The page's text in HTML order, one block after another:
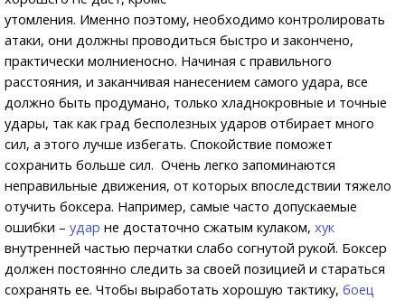
утомления. Именно поэтому, необходимо контролировать
атаки, они должны проводиться быстро и закончено,
практически молниеносно. Начиная с правильного
расстояния, и заканчивая нанесением самого удара, все
должно быть продумано, только хладнокровные и точные
удары, так как град бесполезных ударов отбирает много
сил, а этого лучше избегать. Спокойствие поможет
сохранить больше сил. Очень легко запоминаются
неправильные движения, от которых впоследствии тяжело
отучить боксера. Например, самые часто допускаемые
ошибки – удар не достаточно сжатым кулаком, хук
внутренней частью перчатки слабо согнутой рукой. Боксер
должен постоянно следить за своей позицией и стараться
сохранять ее. Чтобы выработать хорошую тактику, боец